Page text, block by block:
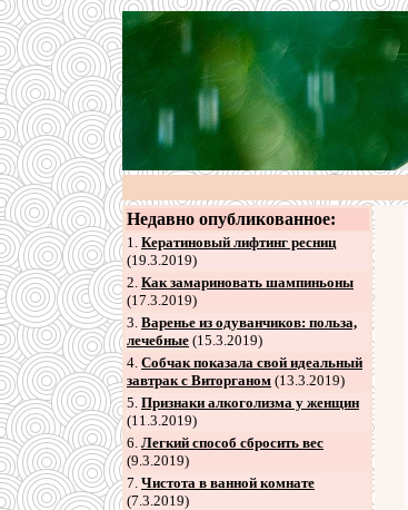
Недавно опубликованное:
1. Кератиновый лифтинг ресниц
(19.3.2019)
2. Как замариновать шампиньоны
(17.3.2019)
3. Варенье из одуванчиков: польза,
лечебные (15.3.2019)
4. Собчак показала свой идеальный
завтрак с Виторганом (13.3.2019)
5. Признаки алкоголизма у женщин
(11.3.2019)
6. Легкий способ сбросить вес
(9.3.2019)
7. Чистота в ванной комнате
(7.3.2019)